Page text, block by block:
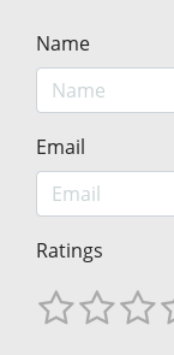
Name
Email
Ratings